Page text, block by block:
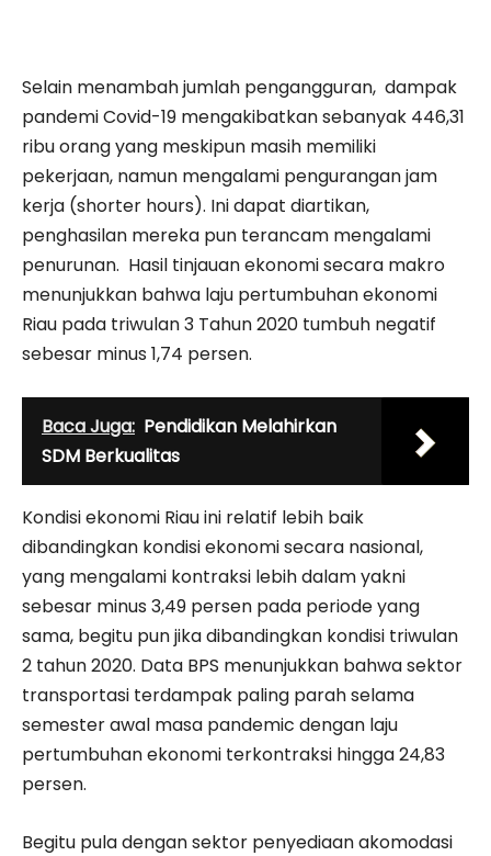
Selain menambah jumlah pengangguran, dampak
pandemi Covid-19 mengakibatkan sebanyak 446,31
ribu orang yang meskipun masih memiliki
pekerjaan, namun mengalami pengurangan jam
kerja (shorter hours). Ini dapat diartikan,
penghasilan mereka pun terancam mengalami
penurunan. Hasil tinjauan ekonomi secara makro
menunjukkan bahwa laju pertumbuhan ekonomi
Riau pada triwulan 3 Tahun 2020 tumbuh negatif
sebesar minus 1,74 persen.
Baca Juga: Pendidikan Melahirkan
SDM Berkualitas
Kondisi ekonomi Riau ini relatif lebih baik
dibandingkan kondisi ekonomi secara nasional,
yang mengalami kontraksi lebih dalam yakni
sebesar minus 3,49 persen pada periode yang
sama, begitu pun jika dibandingkan kondisi triwulan
2 tahun 2020. Data BPS menunjukkan bahwa sektor
transportasi terdampak paling parah selama
semester awal masa pandemic dengan laju
pertumbuhan ekonomi terkontraksi hingga 24,83
persen.
Begitu pula dengan sektor penyediaan akomodasi